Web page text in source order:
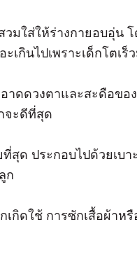
มใส่ให้ร่างกายอบอุ่น โ
เกินไปเพราะเด็กโตเร็
าดดวงตาและสะดือขอ
จะดีที่สุด
สุด ประกอบไปด้วยเบ
ก
กิดใช้ การซักเสื้อผ้าห